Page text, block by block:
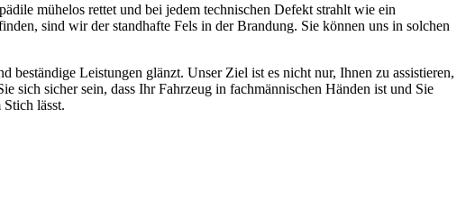
mühelos rettet und bei jedem technischen Defekt strahlt wie ein
sind wir der standhafte Fels in der Brandung. Sie können uns in solchen
Leistungen glänzt. Unser Ziel ist es nicht nur, Ihnen zu assistieren,
sich sicher sein, dass Ihr Fahrzeug in fachmännischen Händen ist und Sie
lässt.